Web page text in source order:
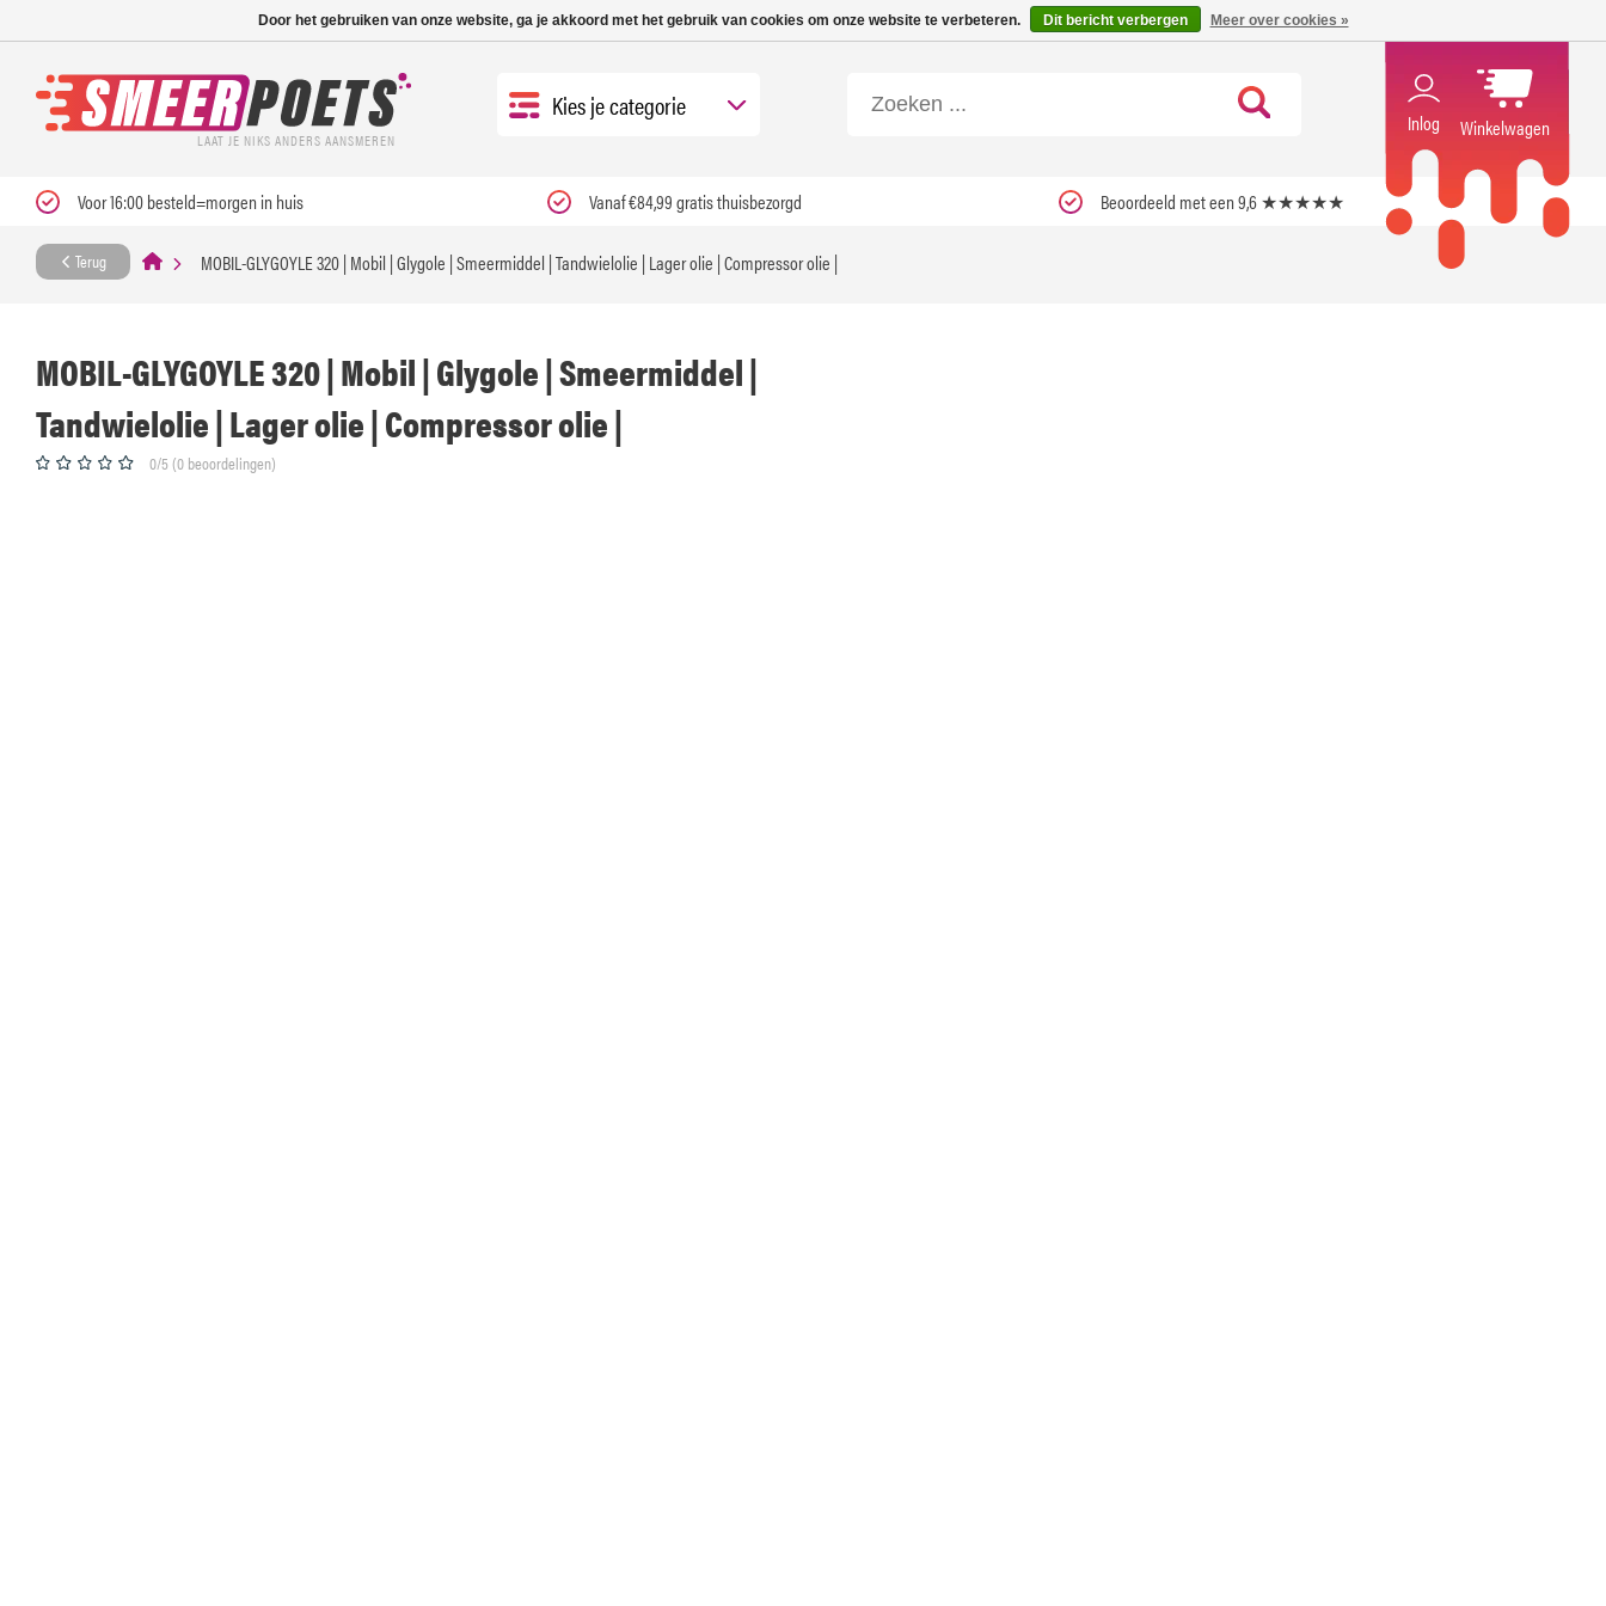
Nieuwe levertijd: 1 tot 3 werkdagen | Nu 25% korting op gehele assortiment Carfume met kortingscode ''verfrissend''
LAAT JE NIKS ANDERS AANSMEREN
Kies je categorie
Inlog Winkelwagen
Voor 16:00 besteld=morgen in huis Vanaf €84,99 gratis thuisbezorgd Beoordeeld met een 9,6 ★★★★★
Terug MOBIL-GLYGOYLE 320 | Mobil | Glygole | Smeermiddel | Tandwielolie | Lager olie | Compressor olie |
MOBIL-GLYGOYLE 320 | Mobil | Glygole | Smeermiddel |
Tandwielolie | Lager olie | Compressor olie |
0/5 (0 beoordelingen)
Door het gebruiken van onze website, ga je akkoord met het gebruik van cookies om onze website te verbeteren. Dit bericht verbergen Meer over cookies »